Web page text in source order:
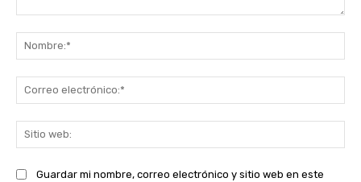
Guardar mi nombre, correo electrónico y sitio web en este